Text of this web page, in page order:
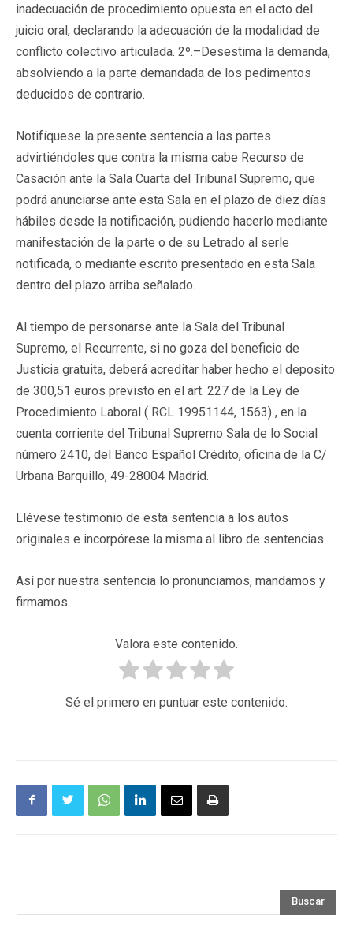
inadecuación de procedimiento opuesta en el acto del
juicio oral, declarando la adecuación de la modalidad de
conflicto colectivo articulada. 2º.–Desestima la demanda,
absolviendo a la parte demandada de los pedimentos
deducidos de contrario.
Notifíquese la presente sentencia a las partes
advirtiéndoles que contra la misma cabe Recurso de
Casación ante la Sala Cuarta del Tribunal Supremo, que
podrá anunciarse ante esta Sala en el plazo de diez días
hábiles desde la notificación, pudiendo hacerlo mediante
manifestación de la parte o de su Letrado al serle
notificada, o mediante escrito presentado en esta Sala
dentro del plazo arriba señalado.
Al tiempo de personarse ante la Sala del Tribunal
Supremo, el Recurrente, si no goza del beneficio de
Justicia gratuita, deberá acreditar haber hecho el deposito
de 300,51 euros previsto en el art. 227 de la Ley de
Procedimiento Laboral ( RCL 19951144, 1563) , en la
cuenta corriente del Tribunal Supremo Sala de lo Social
número 2410, del Banco Español Crédito, oficina de la C/
Urbana Barquillo, 49-28004 Madrid.
Llévese testimonio de esta sentencia a los autos
originales e incorpórese la misma al libro de sentencias.
Así por nuestra sentencia lo pronunciamos, mandamos y
firmamos.
Valora este contenido.
Sé el primero en puntuar este contenido.
Buscar